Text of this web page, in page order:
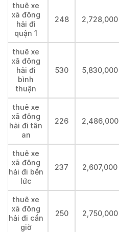
thuê xe
xã đông
hải đi
quận 1
248 2,728,000
thuê xe
xã đông
hải đi
bình
thuận
530 5,830,000
thuê xe
xã đông
hải đi tân
an
226 2,486,000
thuê xe
xã đông
hải đi bến
lức
237 2,607,000
thuê xe
xã đông
hải đi cần
giờ
250 2,750,000